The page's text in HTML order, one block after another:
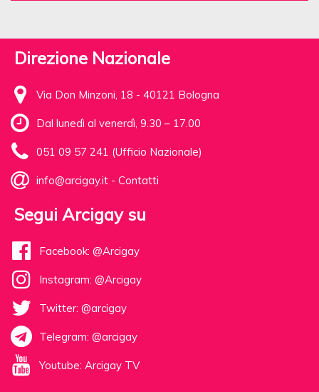
Direzione Nazionale
Via Don Minzoni, 18 - 40121 Bologna
Dal lunedì al venerdì, 9.30 – 17.00
051 09 57 241 (Ufficio Nazionale)
info@arcigay.it - Contatti
Segui Arcigay su
Facebook: @Arcigay
Instagram: @Arcigay
Twitter: @arcigay
Telegram: @arcigay
Youtube: Arcigay TV